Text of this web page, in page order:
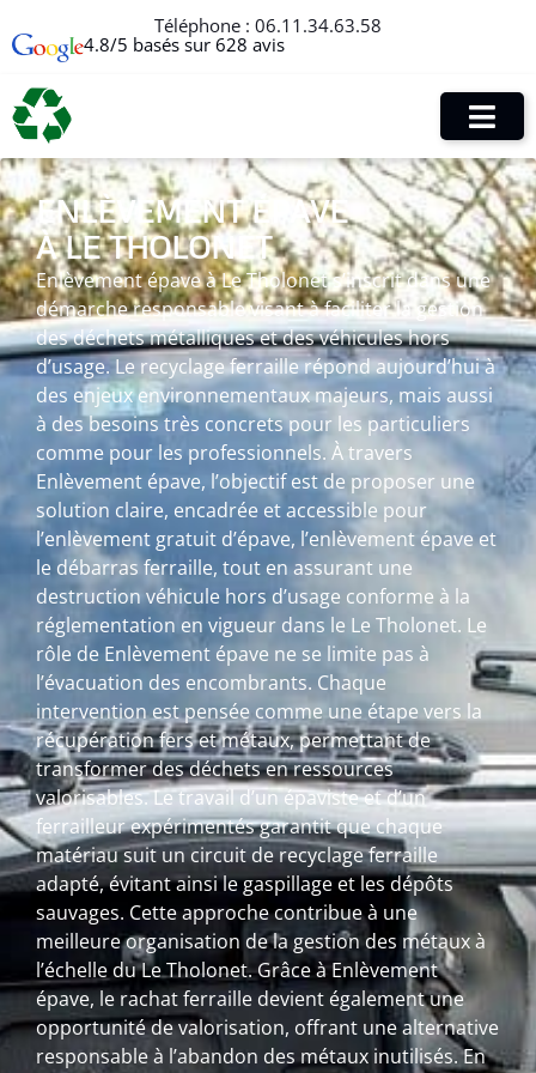
Téléphone : 06.11.34.63.58
4.8/5 basés sur 628 avis
ENLÈVEMENT ÉPAVE
À LE THOLONET
Enlèvement épave à Le Tholonet s’inscrit dans une
démarche responsable visant à faciliter la gestion
des déchets métalliques et des véhicules hors
d’usage. Le recyclage ferraille répond aujourd’hui à
des enjeux environnementaux majeurs, mais aussi
à des besoins très concrets pour les particuliers
comme pour les professionnels. À travers
Enlèvement épave, l’objectif est de proposer une
solution claire, encadrée et accessible pour
l’enlèvement gratuit d’épave, l’enlèvement épave et
le débarras ferraille, tout en assurant une
destruction véhicule hors d’usage conforme à la
réglementation en vigueur dans le Le Tholonet. Le
rôle de Enlèvement épave ne se limite pas à
l’évacuation des encombrants. Chaque
intervention est pensée comme une étape vers la
récupération fers et métaux, permettant de
transformer des déchets en ressources
valorisables. Le travail d’un épaviste et d’un
ferrailleur expérimentés garantit que chaque
matériau suit un circuit de recyclage ferraille
adapté, évitant ainsi le gaspillage et les dépôts
sauvages. Cette approche contribue à une
meilleure organisation de la gestion des métaux à
l’échelle du Le Tholonet. Grâce à Enlèvement
épave, le rachat ferraille devient également une
opportunité de valorisation, offrant une alternative
responsable à l’abandon des métaux inutilisés. En